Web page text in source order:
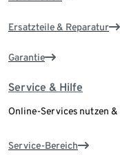
Ersatzteile & Reparatur
Garantie
Service & Hilfe
Online-Services nutzen
Service-Bereich